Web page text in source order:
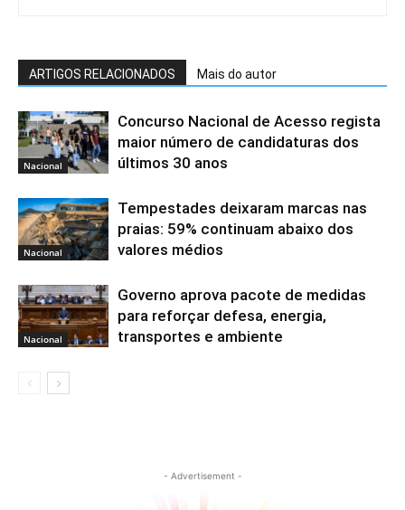
ARTIGOS RELACIONADOS Mais do autor
Nacional
Concurso Nacional de Acesso regista
maior número de candidaturas dos
últimos 30 anos
Nacional
Tempestades deixaram marcas nas
praias: 59% continuam abaixo dos
valores médios
Nacional
Governo aprova pacote de medidas
para reforçar defesa, energia,
transportes e ambiente
- Advertisement -